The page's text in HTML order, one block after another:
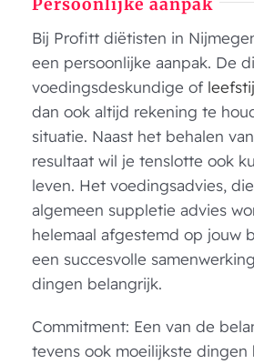
Persoonlijke aanpak
Bij Profitt diëtisten in
een persoonlijke aanpak. De
voedingsdeskundige of
dan ook altijd rekening te
situatie. Naast het behalen
resultaat wil je tenslotte ook
leven. Het voedingsadvies,
algemeen suppletie advies
helemaal afgestemd op jouw
een succesvolle
dingen belangrijk.
Commitment: Een van de
tevens ook moeilijkste dingen